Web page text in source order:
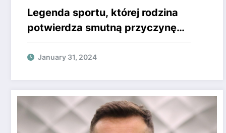
Legenda sportu, której rodzina
potwierdza smutną przyczynę
śmierci. “Był pełen pasji”
January 31, 2024